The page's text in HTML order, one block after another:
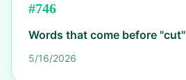
#746
Words that come before "cut"
5/16/2026